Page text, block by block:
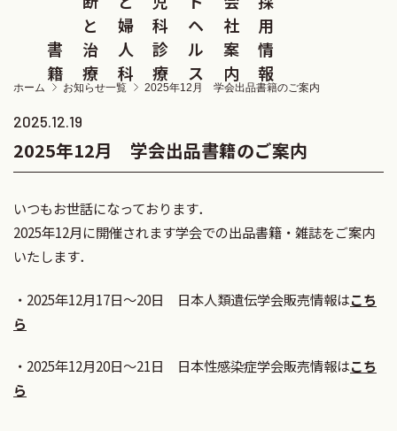
書
籍
と
治
療
婦
人
科
科
診
療
ヘ
ル
ス
社
案
内
用
情
報
ホーム お知らせ一覧 2025年12月 学会出品書籍のご案内
2025.12.19
2025年12月 学会出品書籍のご案内
いつもお世話になっております．
2025年12月に開催されます学会での出品書籍・雑誌をご案内
いたします．
・2025年12月17日～20日 日本人類遺伝学会販売情報はこち
ら
・2025年12月20日～21日 日本性感染症学会販売情報はこち
ら​